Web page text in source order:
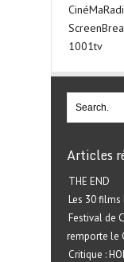
1001tv
Articles
THE END
Les 30
Festival de
remporte le
Critique :